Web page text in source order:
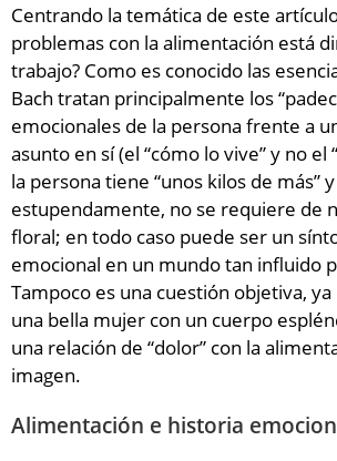
Centrando la temática de este
problemas con la alimentación está
trabajo? Como es conocido las
Bach tratan principalmente los
emocionales de la persona frente a
asunto en sí (el “cómo lo vive” y no el
la persona tiene “unos kilos de más”
estupendamente, no se requiere de
floral; en todo caso puede ser un
emocional en un mundo tan influido
Tampoco es una cuestión objetiva,
una bella mujer con un cuerpo
una relación de “dolor” con la
imagen.
Alimentación e historia